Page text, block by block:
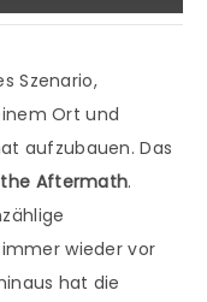
Szenario,
Ort und
aufzubauen. Das
the Aftermath.
wieder vor
hat die